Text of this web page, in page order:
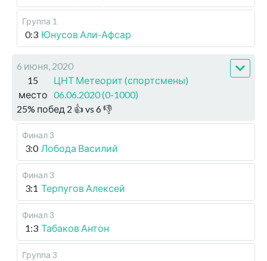
Группа 1
0:3 Юнусов Али-Афсар
6 июня, 2020
15
место
ЦНТ Метеорит (спортсмены)
06.06.2020 (0-1000)
25% побед 2 👍 vs 6👎
Финал 3
3:0 Лобода Василий
Финал 3
3:1 Терпугов Алексей
Финал 3
1:3 Табаков Антон
Группа 3